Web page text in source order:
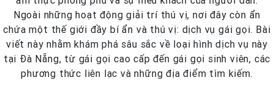
Ngoài những hoạt động giải trí thú vị, nơi đây còn ẩn
chứa một thế giới đầy bí ẩn và thú vị: dịch vụ gái gọi. Bài
viết này nhằm khám phá sâu sắc về loại hình dịch vụ này
tại Đà Nẵng, từ gái gọi cao cấp đến gái gọi sinh viên, các
phương thức liên lạc và những địa điểm tìm kiếm.